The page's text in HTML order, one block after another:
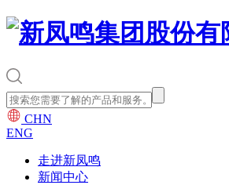
CHN
ENG
走进新凤鸣
新闻中心